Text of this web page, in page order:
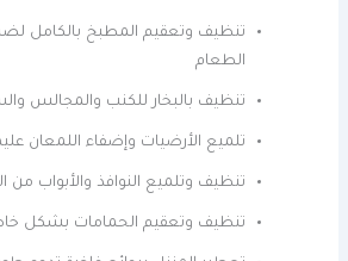
تنظيف وتعقيم المطبخ بالكامل
الطعام
تنظيف بالبخار للكنب والمجالس
تلميع الأرضيات وإضفاء اللمعان
تنظيف وتلميع النوافذ والأبواب من
تنظيف وتعقيم الحمامات بشكل